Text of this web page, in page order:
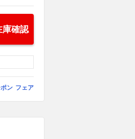
庫確認
ン フェア